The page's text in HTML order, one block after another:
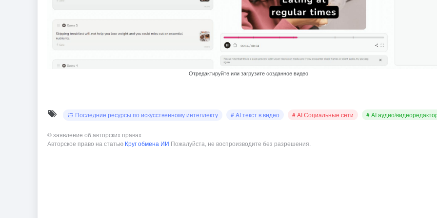
Отредактируйте или загрузите созданное видео
Последние ресурсы по искусственному интеллекту # AI текст в видео # AI Социальные сети # AI аудио/
©заявление об авторских правах
Авторское право на статью Круг обмена ИИ Пожалуйста, не воспроизводите без разрешения.